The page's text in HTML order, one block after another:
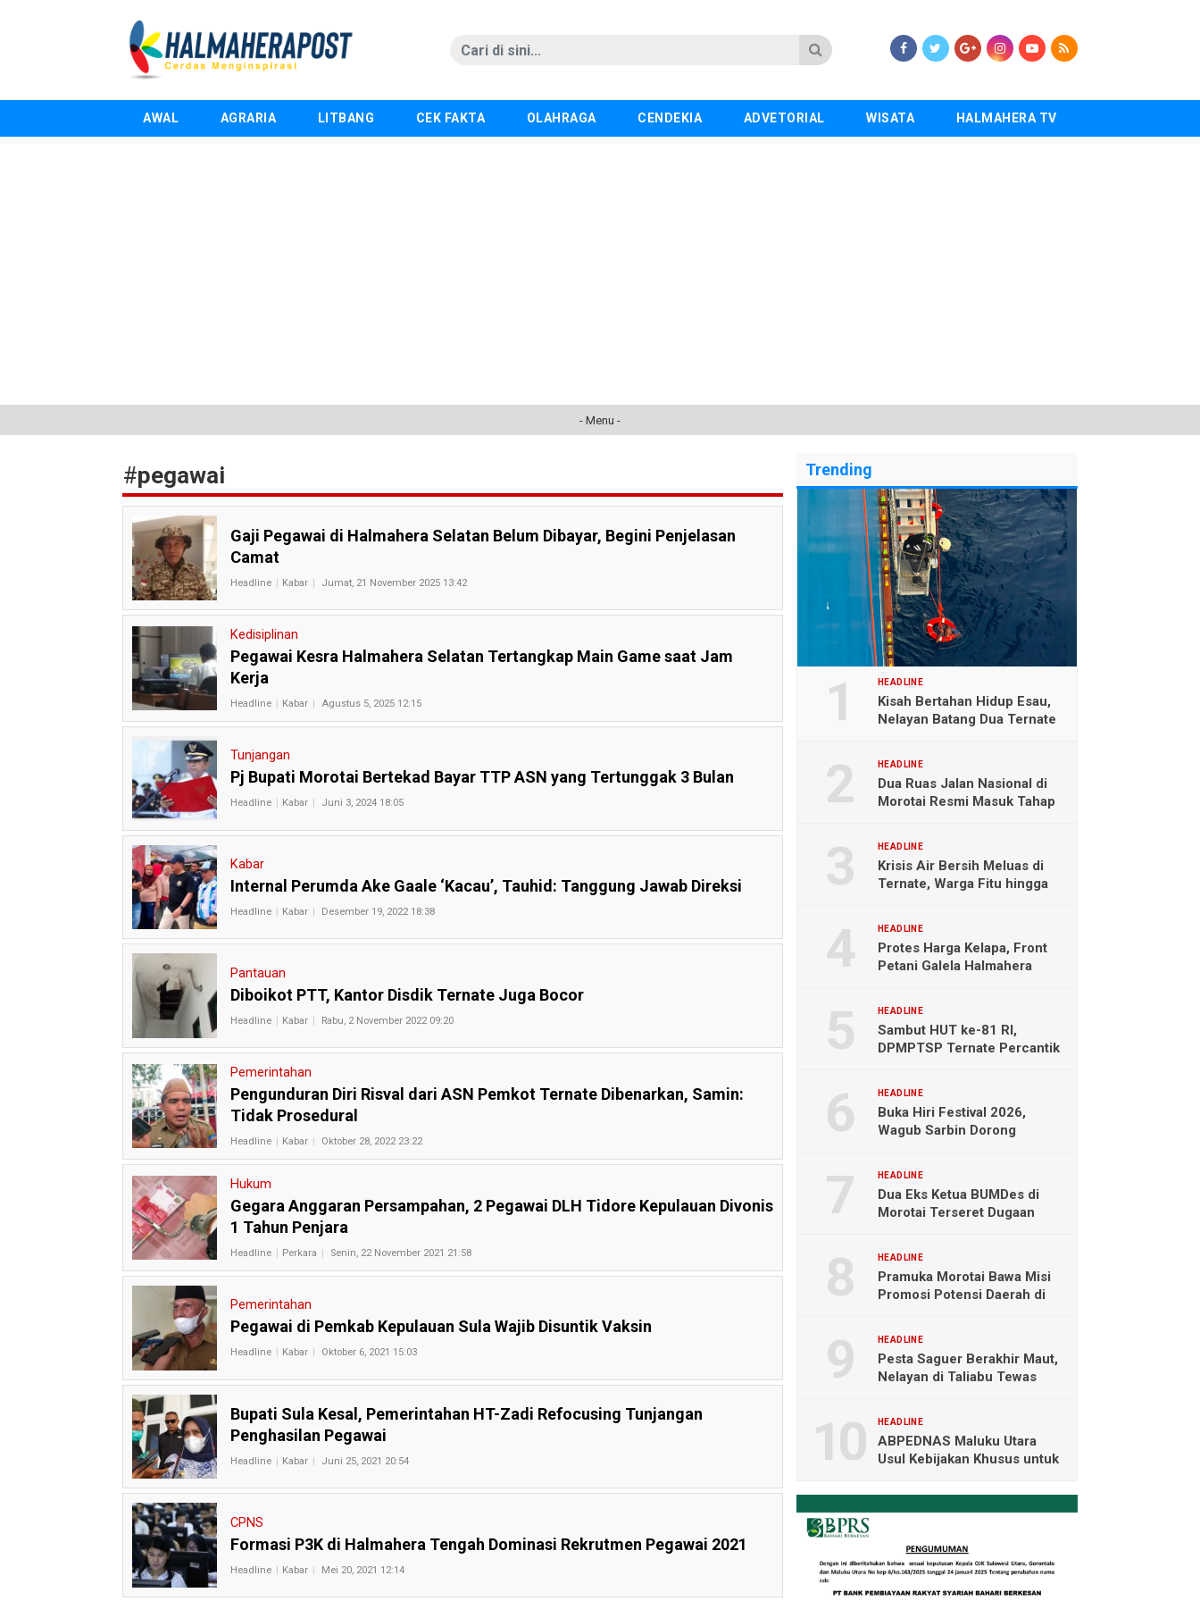
AWAL AGRARIA LITBANG CEK FAKTA OLAHRAGA CENDEKIA ADVETORIAL WISATA HALMAHERA TV
- Menu -
#pegawai
Gaji Pegawai di Halmahera Selatan Belum Dibayar, Begini Penjelasan
Camat
Headline Kabar Jumat, 21 November 2025 13:42
Kedisiplinan
Pegawai Kesra Halmahera Selatan Tertangkap Main Game saat Jam
Kerja
Headline Kabar Agustus 5, 2025 12:15
Tunjangan
Pj Bupati Morotai Bertekad Bayar TTP ASN yang Tertunggak 3 Bulan
Headline Kabar Juni 3, 2024 18:05
Kabar
Internal Perumda Ake Gaale ‘Kacau’, Tauhid: Tanggung Jawab Direksi
Headline Kabar Desember 19, 2022 18:38
Pantauan
Diboikot PTT, Kantor Disdik Ternate Juga Bocor
Headline Kabar Rabu, 2 November 2022 09:20
Pemerintahan
Pengunduran Diri Risval dari ASN Pemkot Ternate Dibenarkan, Samin:
Tidak Prosedural
Headline Kabar Oktober 28, 2022 23:22
Hukum
Gegara Anggaran Persampahan, 2 Pegawai DLH Tidore Kepulauan Divonis
1 Tahun Penjara
Headline Perkara Senin, 22 November 2021 21:58
Pemerintahan
Pegawai di Pemkab Kepulauan Sula Wajib Disuntik Vaksin
Headline Kabar Oktober 6, 2021 15:03
Bupati Sula Kesal, Pemerintahan HT-Zadi Refocusing Tunjangan
Penghasilan Pegawai
Headline Kabar Juni 25, 2021 20:54
CPNS
Formasi P3K di Halmahera Tengah Dominasi Rekrutmen Pegawai 2021
Headline Kabar Mei 20, 2021 12:14
Trending
HEADLINE
Kisah Bertahan Hidup Esau,
Nelayan Batang Dua Ternate
HEADLINE
Dua Ruas Jalan Nasional di
Morotai Resmi Masuk Tahap
HEADLINE
Krisis Air Bersih Meluas di
Ternate, Warga Fitu hingga
HEADLINE
Protes Harga Kelapa, Front
Petani Galela Halmahera
HEADLINE
Sambut HUT ke-81 RI,
DPMPTSP Ternate Percantik
HEADLINE
Buka Hiri Festival 2026,
Wagub Sarbin Dorong
HEADLINE
Dua Eks Ketua BUMDes di
Morotai Terseret Dugaan
HEADLINE
Pramuka Morotai Bawa Misi
Promosi Potensi Daerah di
HEADLINE
Pesta Saguer Berakhir Maut,
Nelayan di Taliabu Tewas
HEADLINE
ABPEDNAS Maluku Utara
Usul Kebijakan Khusus untuk
Kepulauan